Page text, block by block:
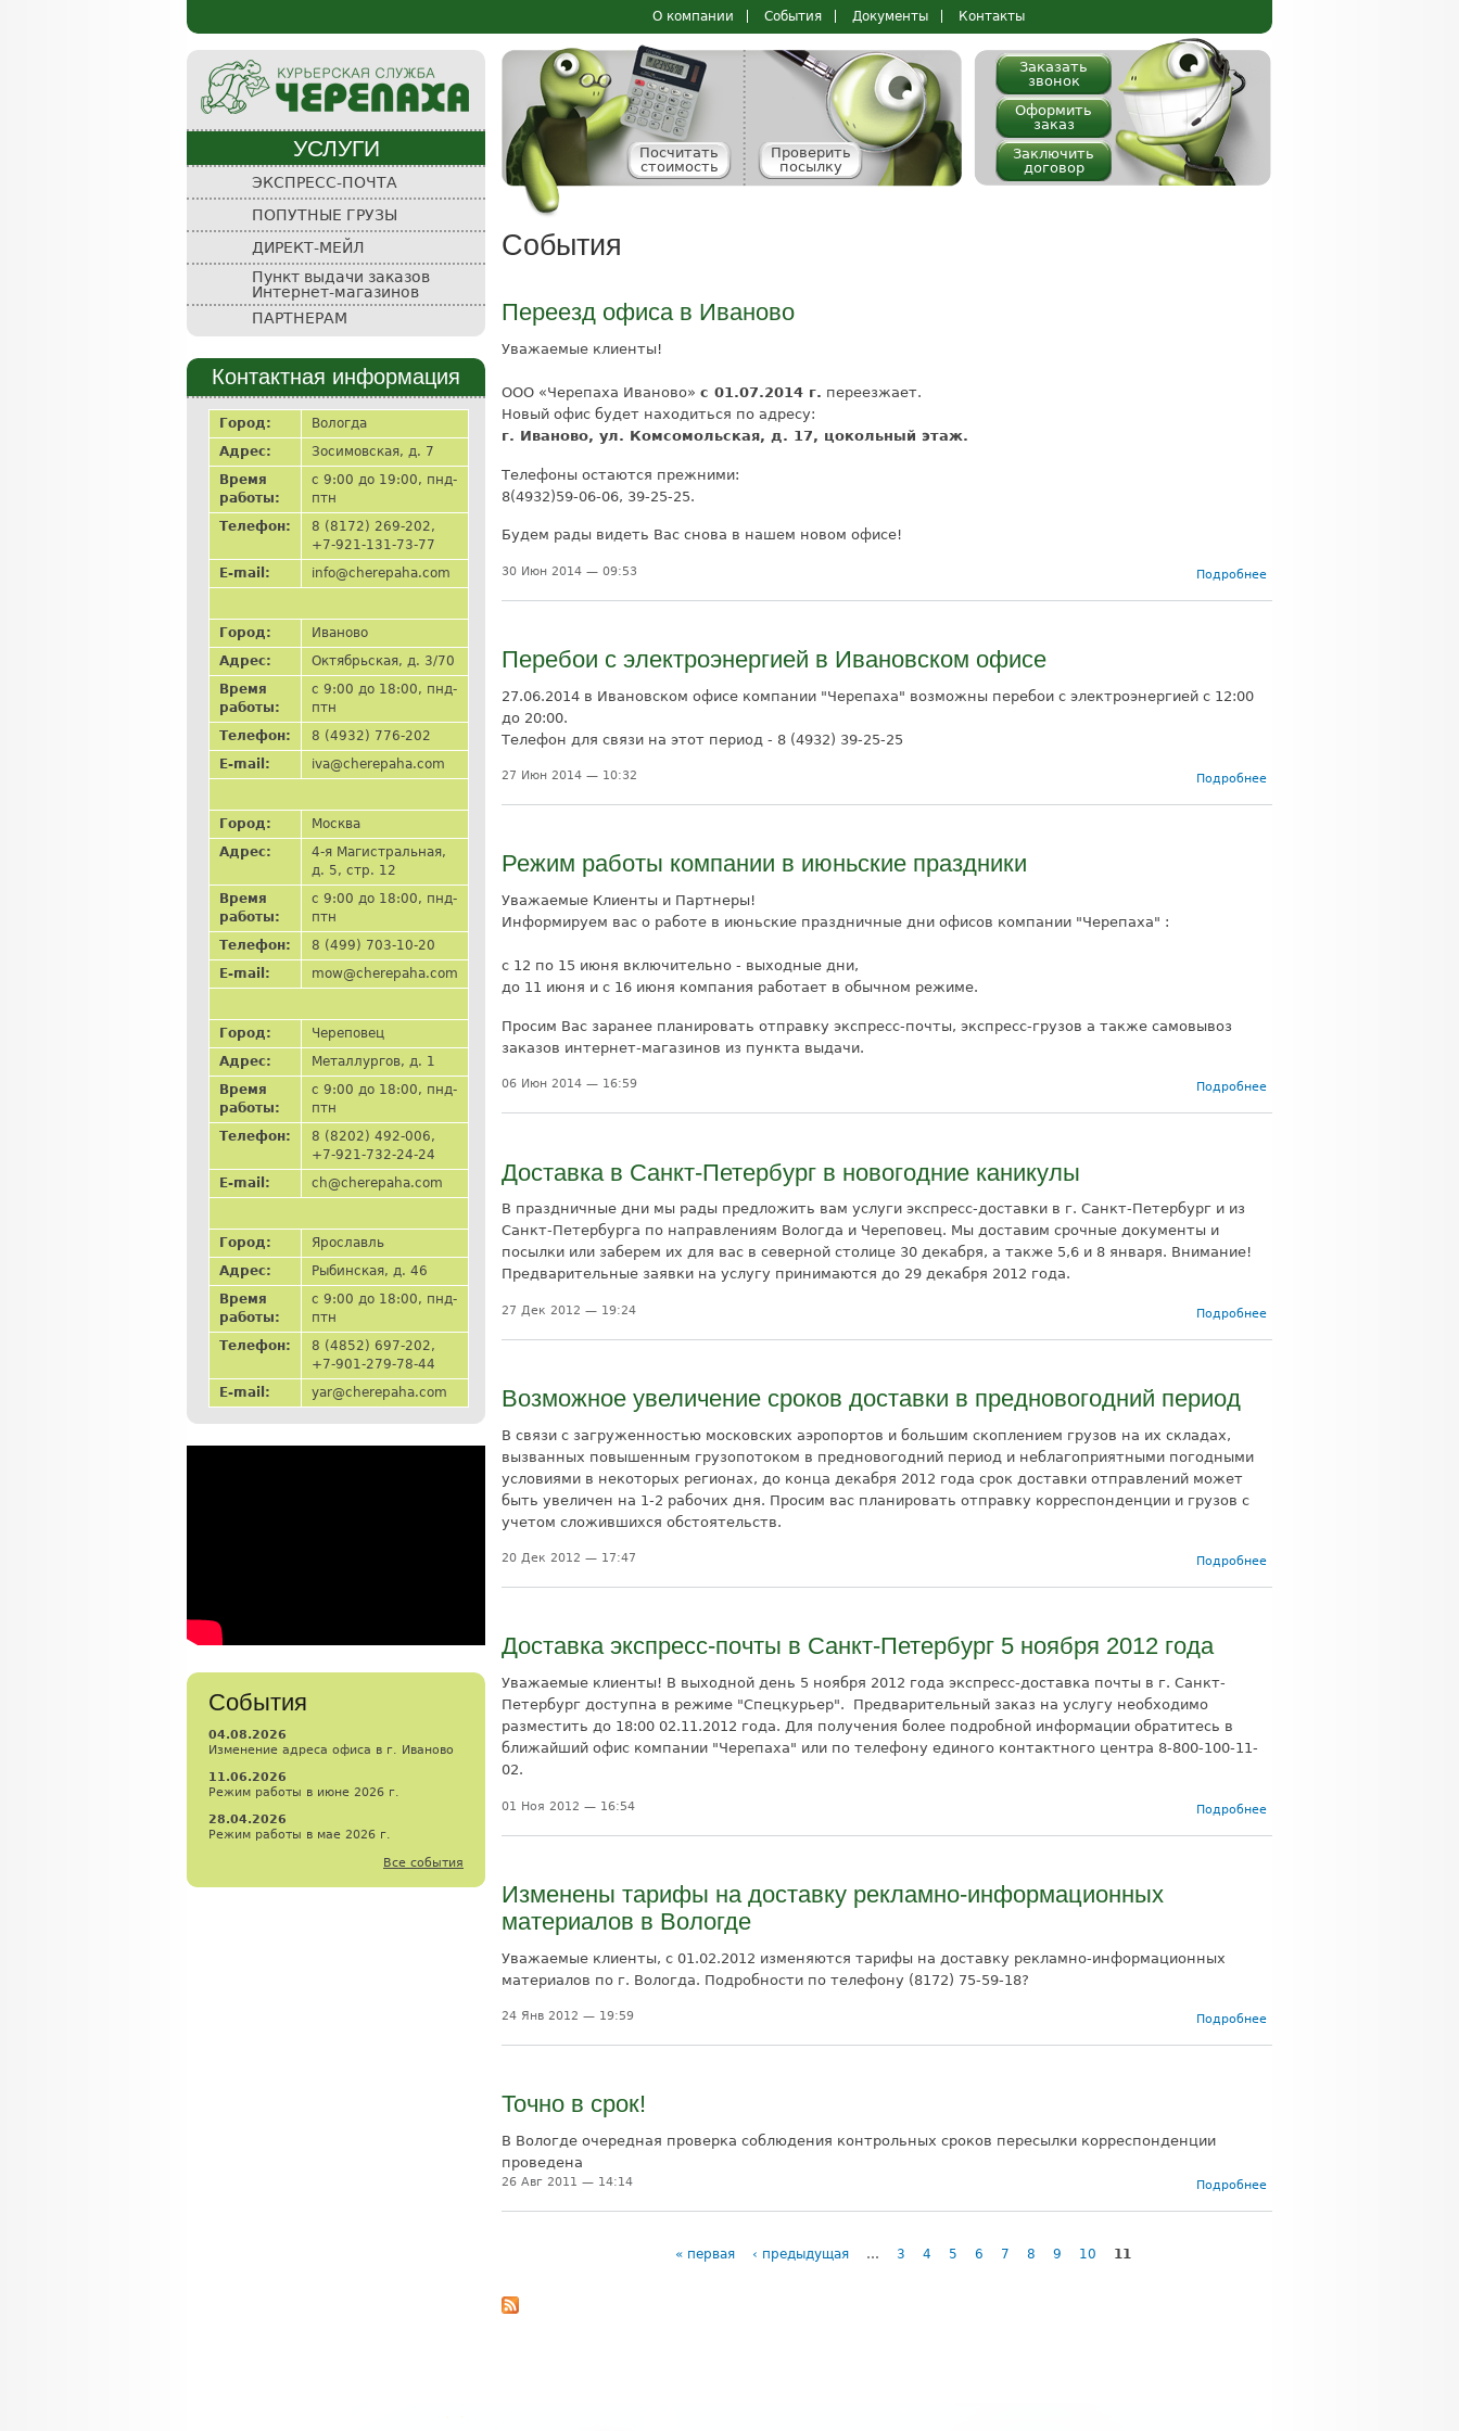
Перейти к
основному
содержанию
Основные ссылки
О компании События Документы Контакты
Курьерская
служба
"Черепаха"
УСЛУГИ
ЭКСПРЕСС-ПОЧТА
ПОПУТНЫЕ ГРУЗЫ
ДИРЕКТ-МЕЙЛ
Пункт выдачи заказов
Интернет-магазинов
ПАРТНЕРАМ
Контактная информация
Город:
Вологда
Адрес:
Зосимовская, д. 7
Время
работы:
с 9:00 до 19:00, пнд-
птн
Телефон:
8 (8172) 269-202,
+7-921-131-73-77
E-mail:
info@cherepaha.com
Город:
Иваново
Адрес:
Октябрьская, д. 3/70
Время
работы:
с 9:00 до 18:00, пнд-
птн
Телефон:
8 (4932) 776-202
E-mail:
iva@cherepaha.com
Город:
Москва
Адрес:
4-я Магистральная,
д. 5, стр. 12
Время
работы:
с 9:00 до 18:00, пнд-
птн
Телефон:
8 (499) 703-10-20
E-mail:
mow@cherepaha.com
Город:
Череповец
Адрес:
Металлургов, д. 1
Время
работы:
с 9:00 до 18:00, пнд-
птн
Телефон:
8 (8202) 492-006,
+7-921-732-24-24
E-mail:
ch@cherepaha.com
Город:
Ярославль
Адрес:
Рыбинская, д. 46
Время
работы:
с 9:00 до 18:00, пнд-
птн
Телефон:
8 (4852) 697-202,
+7-901-279-78-44
E-mail:
yar@cherepaha.com
События
04.08.2026
Изменение адреса офиса в г. Иваново
11.06.2026
Режим работы в июне 2026 г.
28.04.2026
Режим работы в мае 2026 г.
Все события
Посчитать
стоимость
Проверить
посылку
Заказать
звонок
Оформить
заказ
Заключить
договор
События
Переезд офиса в Иваново
Уважаемые клиенты!
ООО «Черепаха Иваново» с 01.07.2014 г. переезжает.
Новый офис будет находиться по адресу:
г. Иваново, ул. Комсомольская, д. 17, цокольный этаж.
Телефоны остаются прежними:
8(4932)59-06-06, 39-25-25.
Будем рады видеть Вас снова в нашем новом офисе!
30 Июн 2014 — 09:53 Подробнее
офиса в
Перебои с электроэнергией в Ивановском офисе
27.06.2014 в Ивановском офисе компании "Черепаха" возможны перебои с электроэнергией с 12:00
до 20:00.
Телефон для связи на этот период - 8 (4932) 39-25-25
27 Июн 2014 — 10:32 Подробнее
Режим работы компании в июньские праздники
Уважаемые Клиенты и Партнеры!
Информируем вас о работе в июньские праздничные дни офисов компании "Черепаха" :
с 12 по 15 июня включительно - выходные дни,
до 11 июня и с 16 июня компания работает в обычном режиме.
Просим Вас заранее планировать отправку экспресс-почты, экспресс-грузов а также самовывоз
заказов интернет-магазинов из пункта выдачи.
06 Июн 2014 — 16:59 Подробнее
Доставка в Санкт-Петербург в новогодние каникулы
В праздничные дни мы рады предложить вам услуги экспресс-доставки в г. Санкт-Петербург и из
Санкт-Петербурга по направлениям Вологда и Череповец. Мы доставим срочные документы и
посылки или заберем их для вас в северной столице 30 декабря, а также 5,6 и 8 января. Внимание!
Предварительные заявки на услугу принимаются до 29 декабря 2012 года.
27 Дек 2012 — 19:24 Подробнее
Возможное увеличение сроков доставки в предновогодний период
В связи с загруженностью московских аэропортов и большим скоплением грузов на их складах,
вызванных повышенным грузопотоком в предновогодний период и неблагоприятными погодными
условиями в некоторых регионах, до конца декабря 2012 года срок доставки отправлений может
быть увеличен на 1-2 рабочих дня. Просим вас планировать отправку корреспонденции и грузов с
учетом сложившихся обстоятельств.
20 Дек 2012 — 17:47 Подробнее
Доставка экспресс-почты в Санкт-Петербург 5 ноября 2012 года
Уважаемые клиенты! В выходной день 5 ноября 2012 года экспресс-доставка почты в г. Санкт-
Петербург доступна в режиме "Спецкурьер". Предварительный заказ на услугу необходимо
разместить до 18:00 02.11.2012 года. Для получения более подробной информации обратитесь в
ближайший офис компании "Черепаха" или по телефону единого контактного центра 8-800-100-11-
02.
01 Ноя 2012 — 16:54 Подробнее
Изменены тарифы на доставку рекламно-информационных
материалов в Вологде
Уважаемые клиенты, с 01.02.2012 изменяются тарифы на доставку рекламно-информационных
материалов по г. Вологда. Подробности по телефону (8172) 75-59-18?
24 Янв 2012 — 19:59 Подробнее
Точно в срок!
В Вологде очередная проверка соблюдения контрольных сроков пересылки корреспонденции
проведена
26 Авг 2011 — 14:14 Подробнее
« первая ‹ предыдущая … 3 4 5 6 7 8 9 10 11